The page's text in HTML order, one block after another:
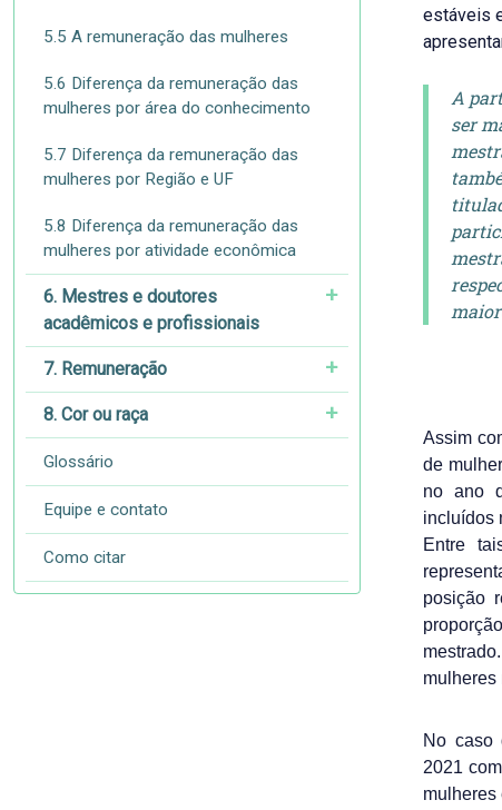
5.5 A remuneração das mulheres
5.6 Diferença da remuneração das
mulheres por área do conhecimento
5.7 Diferença da remuneração das
mulheres por Região e UF
5.8 Diferença da remuneração das
mulheres por atividade econômica
6. Mestres e doutores
acadêmicos e profissionais
7. Remuneração
8. Cor ou raça
Glossário
Equipe e contato
Como citar
estáveis
A
ser
Assim
de
no ano
incluídos
Entre
posição
mulheres
No caso
2021
mulheres